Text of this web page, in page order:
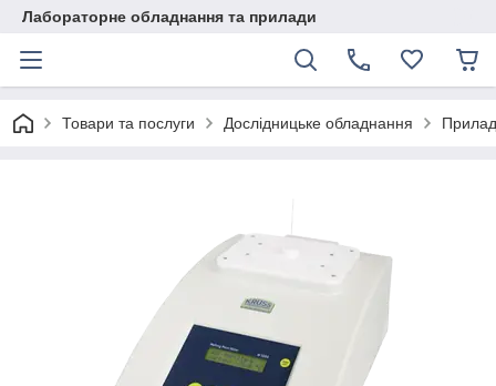
Лабораторне обладнання та прилади
Товари та послуги Дослідницьке обладнання